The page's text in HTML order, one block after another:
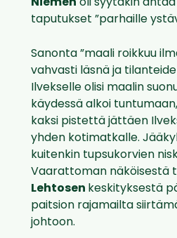
Niemen oli syytäkin
taputukset ”parhaille
Sanonta ”maali roikkuu
vahvasti läsnä ja
Ilvekselle olisi maalin
käydessä alkoi
kaksi pistettä jättäen
yhden kotimatkalle.
kuitenkin tupsukorvien
Vaarattoman näköisestä
Lehtosen keskityksestä
paitsion rajamailta
johtoon.